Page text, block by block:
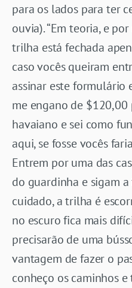
para os lados para ter
ouvia). “Em teoria, e
trilha está fechada
caso vocês queiram
assinar este formulário
me engano de $120,00
havaiano e sei como
aqui, se fosse vocês
Entrem por uma das
do guardinha e sigam a
cuidado, a trilha é
no escuro fica mais
precisarão de uma
vantagem de fazer o
conheço os caminhos